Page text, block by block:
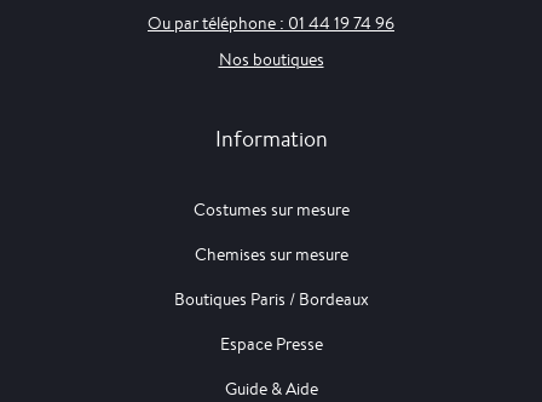
Ou par téléphone : 01 44 19 74 96
Nos boutiques
Information
Costumes sur mesure
Chemises sur mesure
Boutiques Paris / Bordeaux
Espace Presse
Guide & Aide